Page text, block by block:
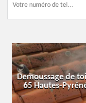
Demoussage de
65 Hautes-